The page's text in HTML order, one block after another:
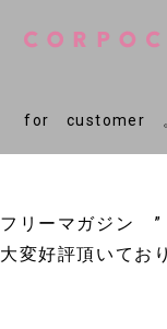
for customer 。
フリーマガジ
大変好評頂いてお